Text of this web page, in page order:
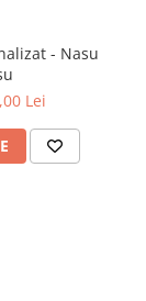
- Nasu
Lei